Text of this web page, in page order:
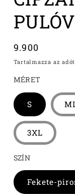
Normál
ár
9.900
Tartalmazza az adót.
MÉRET
S
3XL
SZÍN
Fekete-